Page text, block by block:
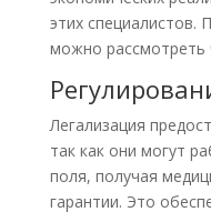
этих специалистов.
можно рассмотреть
Легализация
так как они могут
поля, получая
гарантии. Это